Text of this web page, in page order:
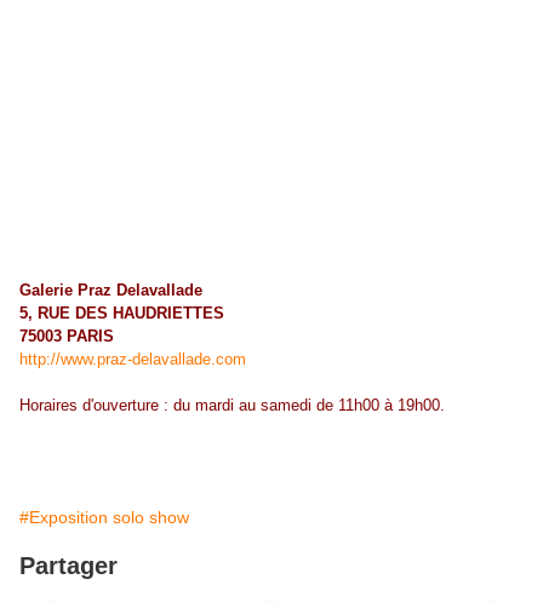
Galerie Praz Delavallade
5, RUE DES HAUDRIETTES
75003 PARIS
http://www.praz-delavallade.com
Horaires d'ouverture : du mardi au samedi de 11h00 à 19h00.
#Exposition solo show
Partager